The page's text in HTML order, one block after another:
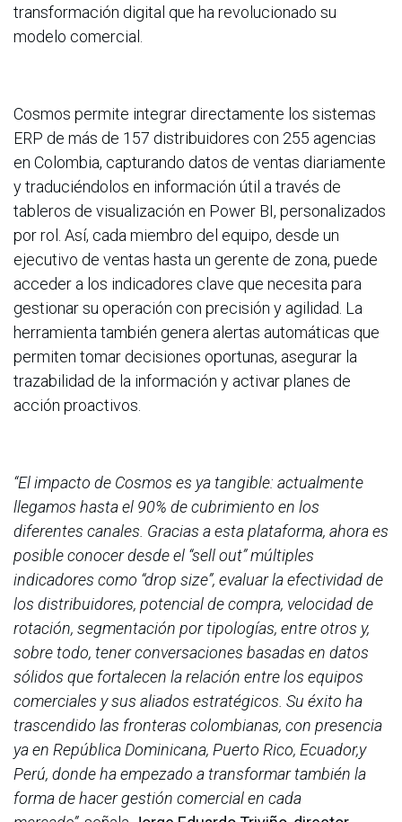
transformación digital que ha revolucionado su
modelo comercial.
Cosmos permite integrar directamente los sistemas
ERP de más de 157 distribuidores con 255 agencias
en Colombia, capturando datos de ventas diariamente
y traduciéndolos en información útil a través de
tableros de visualización en Power BI, personalizados
por rol. Así, cada miembro del equipo, desde un
ejecutivo de ventas hasta un gerente de zona, puede
acceder a los indicadores clave que necesita para
gestionar su operación con precisión y agilidad. La
herramienta también genera alertas automáticas que
permiten tomar decisiones oportunas, asegurar la
trazabilidad de la información y activar planes de
acción proactivos.
“El impacto de Cosmos es ya tangible: actualmente
llegamos hasta el 90% de cubrimiento en los
diferentes canales. Gracias a esta plataforma, ahora es
posible conocer desde el “sell out” múltiples
indicadores como “drop size”, evaluar la efectividad de
los distribuidores, potencial de compra, velocidad de
rotación, segmentación por tipologías, entre otros y,
sobre todo, tener conversaciones basadas en datos
sólidos que fortalecen la relación entre los equipos
comerciales y sus aliados estratégicos. Su éxito ha
trascendido las fronteras colombianas, con presencia
ya en República Dominicana, Puerto Rico, Ecuador,y
Perú, donde ha empezado a transformar también la
forma de hacer gestión comercial en cada